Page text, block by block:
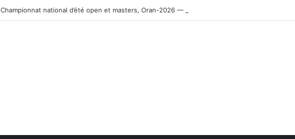
Championnat national d’été open et masters, Oran-2026 — Le CRB s’adjuge le titre